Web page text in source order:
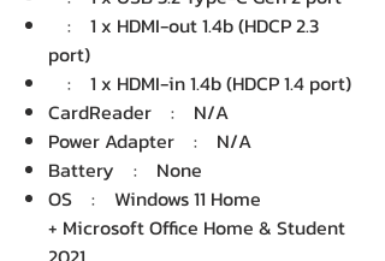
: 1 x HDMI-out 1.4b (HDCP 2.3
port)
: 1 x HDMI-in 1.4b (HDCP 1.4 port)
CardReader : N/A
Power Adapter : N/A
Battery : None
OS : Windows 11 Home
+ Microsoft Office Home & Student